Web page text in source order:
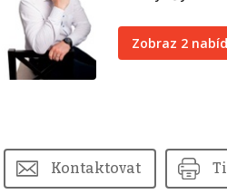
Zobraz 2
Kontaktovat